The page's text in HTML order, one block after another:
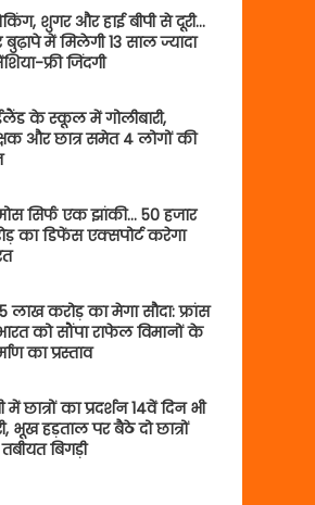
शुगर और हाई बीपी से दूरी…
में मिलेगी 13 साल ज्यादा
फ्री जिंदगी
के स्कूल में गोलीबारी,
और छात्र समेत 4 लोगों की
सिर्फ एक झांकी… 50 हजार
का डिफेंस एक्सपोर्ट करेगा
लाख करोड़ का मेगा सौदा: फ्रांस
को सौंपा राफेल विमानों के
का प्रस्ताव
में छात्रों का प्रदर्शन 14वें दिन भी
भूख हड़ताल पर बैठे दो छात्रों
बिगड़ी